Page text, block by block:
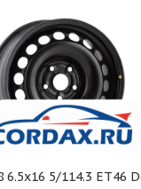
6.5x16 5/114.3 ET46